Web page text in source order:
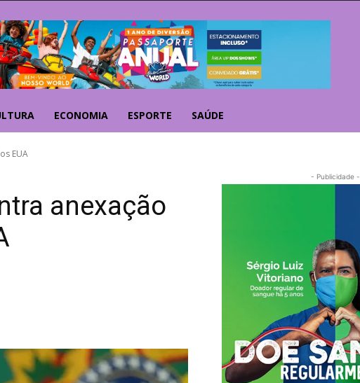
ECONOMIA ESPORTE SAÚDE
EUA
anexação
- Publicidade -